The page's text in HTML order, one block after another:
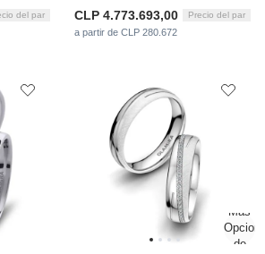
del par CLP 4.773.693,00 Precio del par
a partir de CLP 280.672